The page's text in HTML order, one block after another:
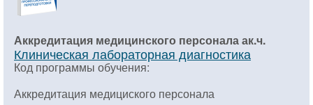
Аккредитация медицинского персонала ак.ч.
Клиническая лабораторная диагностика
Код программы обучения:
Аккредитация медициского персонала